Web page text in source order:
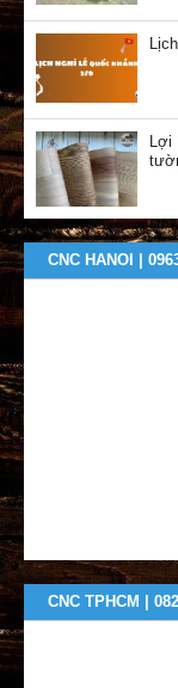
Lợi
CNC HANOI |
CNC TPHCM |